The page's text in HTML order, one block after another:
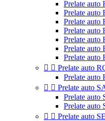
Prelate
Prelate
Prelate
Prelate
Prelate
Prelate
Prelate
  Prelate auto
Prelate auto
  Prelate auto
Prelate auto
Prelate auto
  Prelate auto